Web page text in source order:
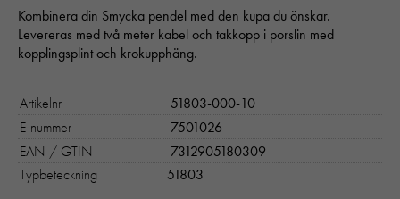
Kombinera din Smycka pendel med den kupa du önskar.
Levereras med två meter kabel och takkopp i porslin med
kopplingsplint och krokupphäng.
Artikelnr
51803-000-10
E-nummer
7501026
EAN / GTIN
7312905180309
Typbeteckning
51803